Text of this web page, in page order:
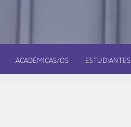
ACADÉMICAS/OS ESTUDIANTES